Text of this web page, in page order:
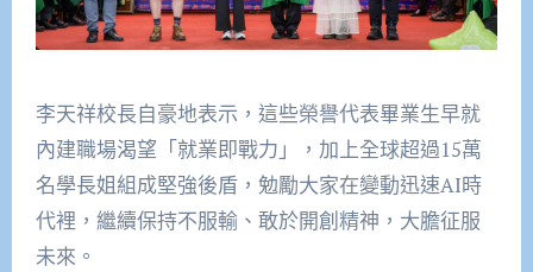
李天祥校長自豪地表示，這些榮譽代表畢業生早就
內建職場渴望「就業即戰力」，加上全球超過15萬
名學長姐組成堅強後盾，勉勵大家在變動迅速AI時
代裡，繼續保持不服輸、敢於開創精神，大膽征服
未來。